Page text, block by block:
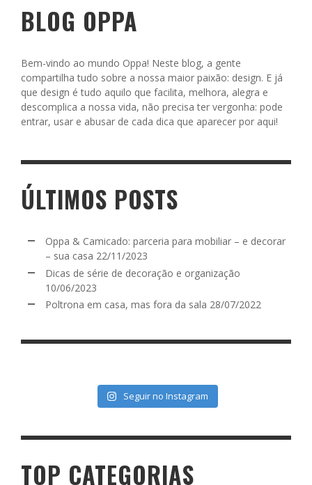
BLOG OPPA
Bem-vindo ao mundo Oppa! Neste blog, a gente
compartilha tudo sobre a nossa maior paixão: design. E já
que design é tudo aquilo que facilita, melhora, alegra e
descomplica a nossa vida, não precisa ter vergonha: pode
entrar, usar e abusar de cada dica que aparecer por aqui!
ÚLTIMOS POSTS
Oppa & Camicado: parceria para mobiliar – e decorar
– sua casa 22/11/2023
Dicas de série de decoração e organização
10/06/2023
Poltrona em casa, mas fora da sala 28/07/2022
Seguir no Instagram
TOP CATEGORIAS